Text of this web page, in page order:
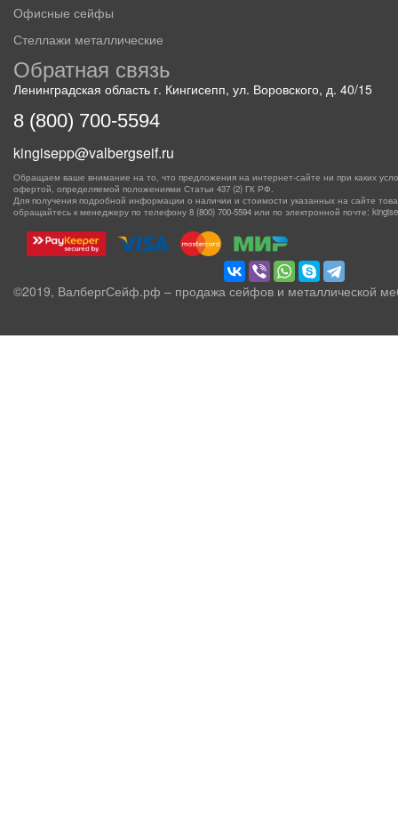
Офисные сейфы
Стеллажи металлические
Обратная связь
Ленинградская область г. Кингисепп, ул. Воровского, д. 40/15
8 (800) 700-5594
kingisepp@valbergseif.ru
Обращаем ваше внимание на то, что предложения на интернет-сайте ни при каких
офертой, определяемой положениями Статьи 437 (2) ГК РФ.
Для получения подробной информации о наличии и стоимости указанных на сайте
обращайтесь к менеджеру по телефону 8 (800) 700-5594 или по электронной почте:
©2019, ВалбергСейф.рф – продажа сейфов и металлической